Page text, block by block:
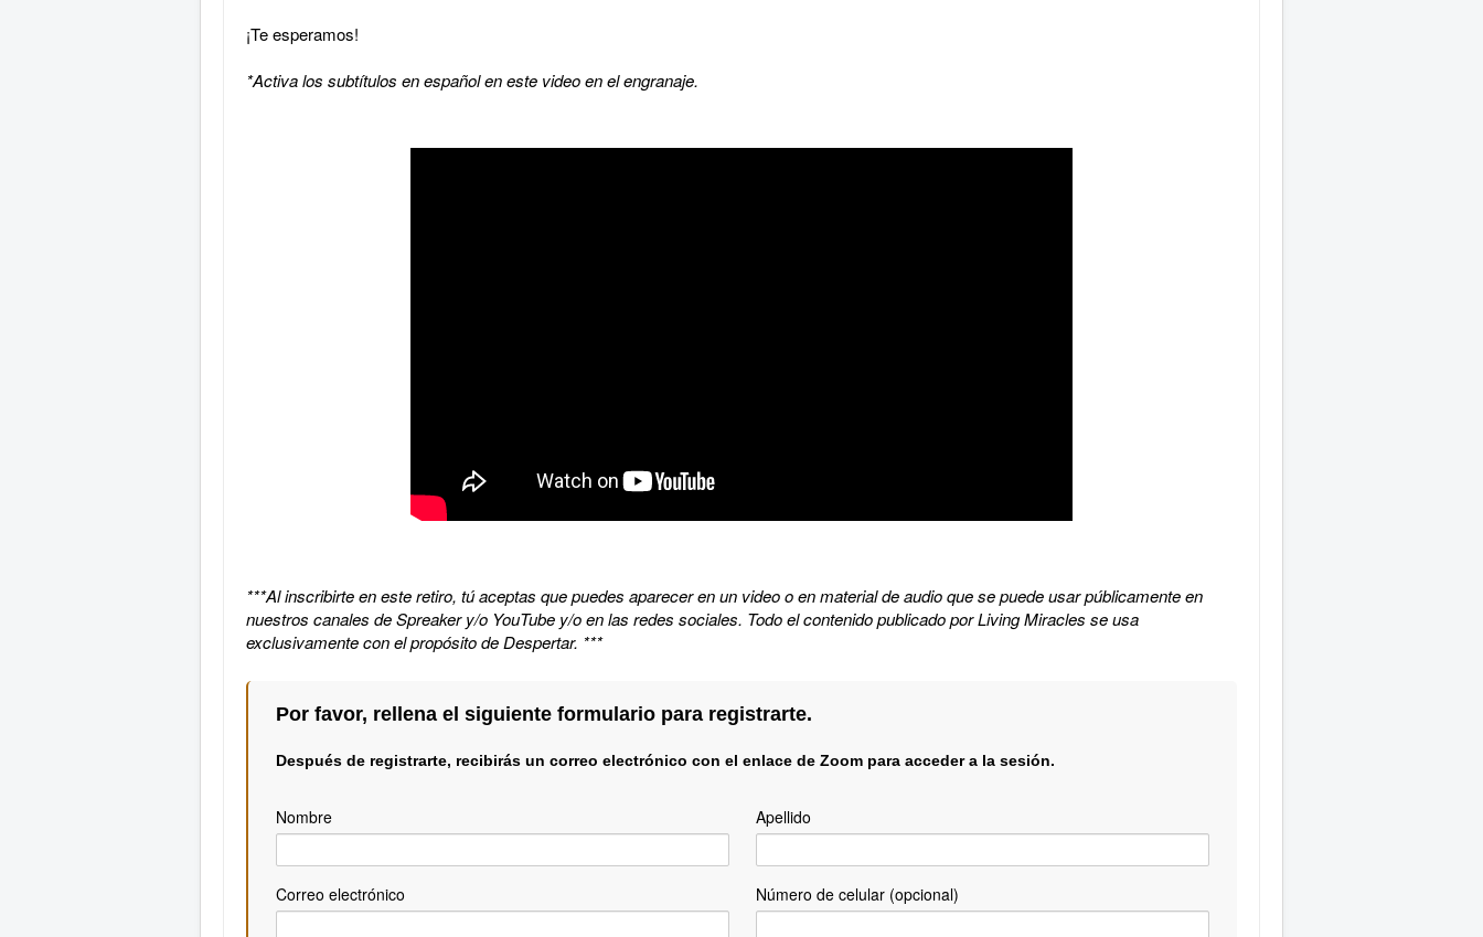
¡Te esperamos!
*Activa los subtítulos en español en este video en el engranaje.
***Al inscribirte en este retiro, tú aceptas que puedes aparecer en un video o en material de audio que se puede usar públicamente en
nuestros canales de Spreaker y/o YouTube y/o en las redes sociales. Todo el contenido publicado por Living Miracles se usa
exclusivamente con el propósito de Despertar. ***
Por favor, rellena el siguiente formulario para registrarte.
Después de registrarte, recibirás un correo electrónico con el enlace de Zoom para acceder a la sesión.
Nombre Apellido
Correo electrónico Número de celular (opcional)